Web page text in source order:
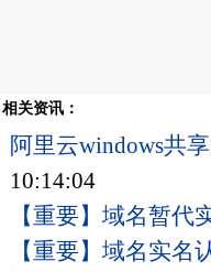
相关资讯：
阿里云windows共
10:14:04
【重要】域名暂代
【重要】域名实名